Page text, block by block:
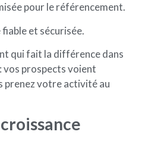
pour le référencement.
et sécurisée.
qui fait la différence dans
vos prospects voient
prenez votre activité au